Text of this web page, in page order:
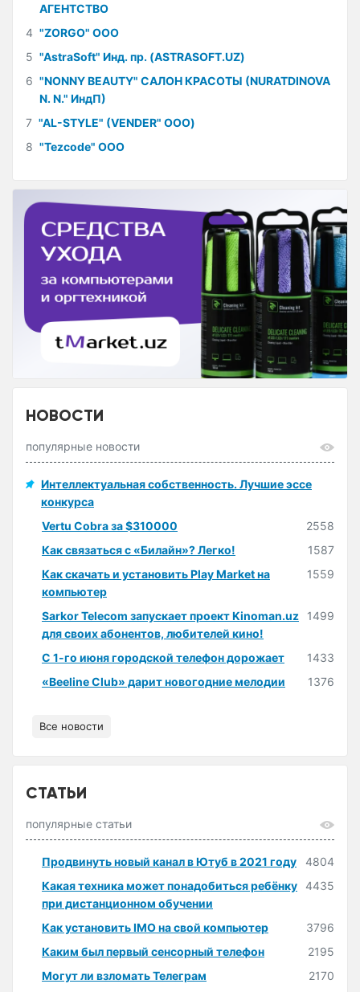
АГЕНТСТВО
4 "ZORGO" ООО
5 "AstraSoft" Инд. пр. (ASTRASOFT.UZ)
6 "NONNY BEAUTY" САЛОН КРАСОТЫ (NURATDINOVA
N. N." ИндП)
7 "AL-STYLE" (VENDER" ООО)
8 "Tezcode" ООО
НОВОСТИ
популярные новости
Интеллектуальная собственность. Лучшие эссе
конкурса
Vertu Cobra за $310000
2558
Как связаться с «Билайн»? Легко!
1587
Как скачать и установить Play Market на
компьютер
1559
Sarkor Telecom запускает проект Kinoman.uz
для своих абонентов, любителей кино!
1499
С 1-го июня городской телефон дорожает
1433
«Beeline Club» дарит новогодние мелодии
1376
Все новости
СТАТЬИ
популярные статьи
Продвинуть новый канал в Ютуб в 2021 году
4804
Какая техника может понадобиться ребёнку
при дистанционном обучении
4435
Как установить IMO на свой компьютер
3796
Каким был первый сенсорный телефон
2195
Могут ли взломать Телеграм
2170